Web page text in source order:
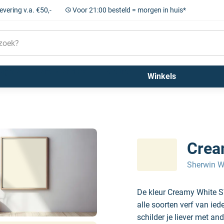
v.a. €50,- Voor 21:00 besteld = morgen in huis*
Winkels
Sherwin
De kleur Creamy White
alle soorten verf van
schilder je liever met